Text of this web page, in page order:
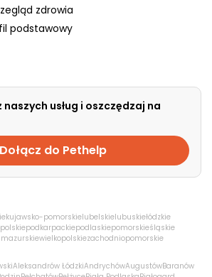
zdrowia
podstawowy
naszych usług i oszczędzaj na
Dołącz do Pethelp
kujawsko-pomorskielubelskielubuskiełódzkie
podkarpackiepodlaskiepomorskieśląskie
wielkopolskiezachodniopomorskie
Aleksandrów ŁódzkiAndrychówAugustówBaranów